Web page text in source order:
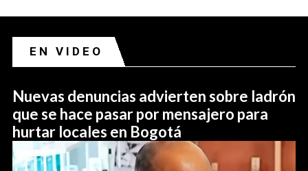
EN VIDEO
Nuevas denuncias advierten sobre ladrón
que se hace pasar por mensajero para
hurtar locales en Bogotá